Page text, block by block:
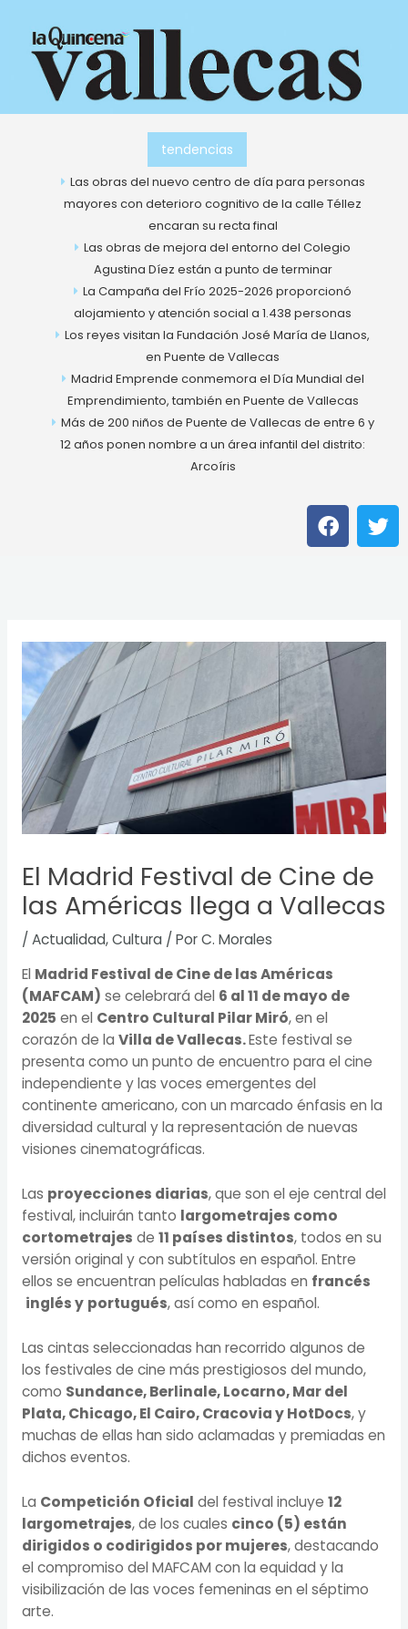
contenido
tendencias
Las obras del nuevo centro de día para personas
mayores con deterioro cognitivo de la calle Téllez
encaran su recta final
Las obras de mejora del entorno del Colegio
Agustina Díez están a punto de terminar
La Campaña del Frío 2025-2026 proporcionó
alojamiento y atención social a 1.438 personas
Los reyes visitan la Fundación José María de Llanos,
en Puente de Vallecas
Madrid Emprende conmemora el Día Mundial del
Emprendimiento, también en Puente de Vallecas
Más de 200 niños de Puente de Vallecas de entre 6 y
12 años ponen nombre a un área infantil del distrito:
Arcoíris
F
a
c
o
k
T
w
i
r
El Madrid Festival de Cine de
las Américas llega a Vallecas
/ Actualidad,Cultura / PorC. Morales
El Madrid Festival de Cine de las Américas
(MAFCAM) se celebrará del 6 al 11 de mayo de
2025 en el Centro Cultural Pilar Miró, en el
corazón de la Villa de Vallecas.Este festival se
presenta como un punto de encuentro para el cine
independiente y las voces emergentes del
continente americano, con un marcado énfasis en la
diversidad cultural y la representación de nuevas
visiones cinematográficas.
Las proyecciones diarias, que son el eje central del
festival, incluirán tanto largometrajes como
cortometrajes de 11 países distintos, todos en su
versión original y con subtítulos en español. Entre
ellos se encuentran películas habladas en francés
inglés y portugués, así como en español.
Las cintas seleccionadas han recorrido algunos de
los festivales de cine más prestigiosos del mundo,
como Sundance, Berlinale, Locarno, Mar del
Plata, Chicago, El Cairo, Cracovia y HotDocs, y
muchas de ellas han sido aclamadas y premiadas en
dichos eventos.
La Competición Oficial del festival incluye 12
largometrajes, de los cuales cinco (5) están
dirigidos o codirigidos por mujeres, destacando
el compromiso del MAFCAM con la equidad y la
visibilización de las voces femeninas en el séptimo
arte.